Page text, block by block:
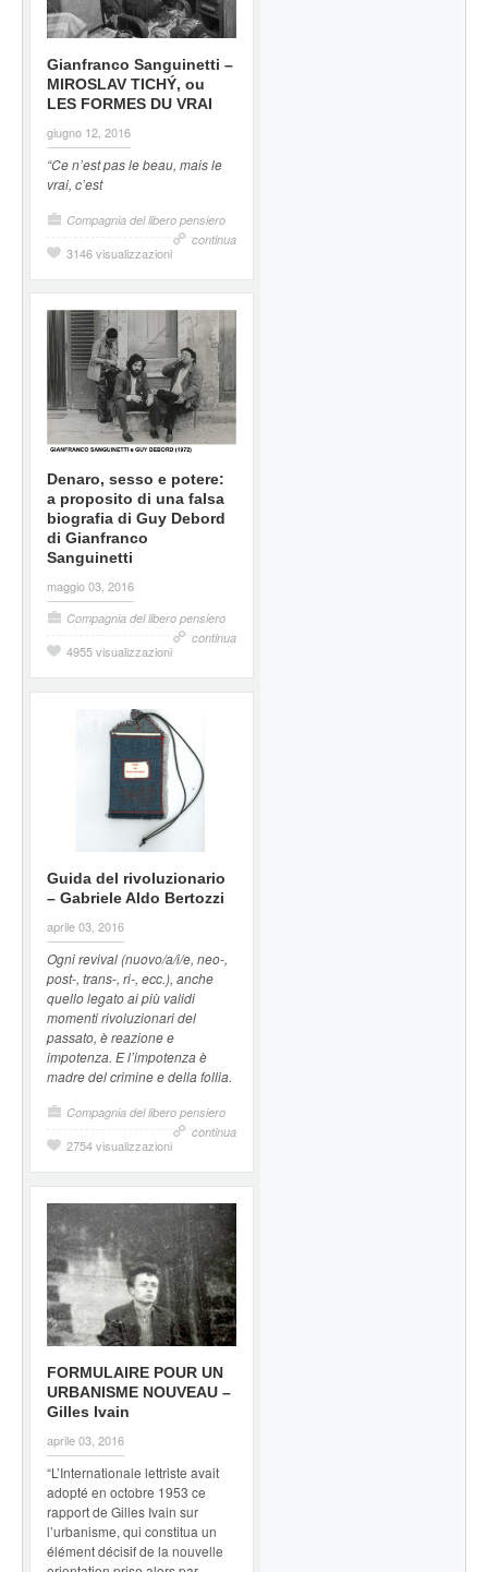
Gianfranco Sanguinetti –
MIROSLAV TICHÝ, ou
LES FORMES DU VRAI
giugno 12, 2016
“Ce n’est pas le beau, mais le
vrai, c’est
Compagnia del libero pensiero
continua
3146 visualizzazioni
Denaro, sesso e potere:
a proposito di una falsa
biografia di Guy Debord
di Gianfranco
Sanguinetti
maggio 03, 2016
Compagnia del libero pensiero
continua
4955 visualizzazioni
Guida del rivoluzionario
– Gabriele Aldo Bertozzi
aprile 03, 2016
Ogni revival (nuovo/a/i/e, neo-,
post-, trans-, ri-, ecc.), anche
quello legato ai più validi
momenti rivoluzionari del
passato, è reazione e
impotenza. E l’impotenza è
madre del crimine e della follia.
Compagnia del libero pensiero
continua
2754 visualizzazioni
FORMULAIRE POUR UN
URBANISME NOUVEAU –
Gilles Ivain
aprile 03, 2016
“L’Internationale lettriste avait
adopté en octobre 1953 ce
rapport de Gilles Ivain sur
l’urbanisme, qui constitua un
élément décisif de la nouvelle